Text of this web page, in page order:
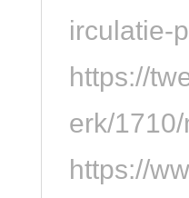
irculatie-
https://
erk/
https://